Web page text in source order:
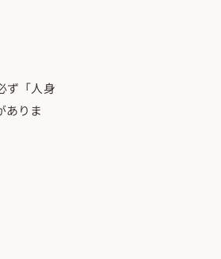
ず「人身
ありま